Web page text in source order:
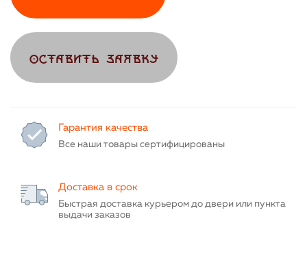
ОСТАВИТЬ ЗАЯВКУ
Гарантия качества
Все наши товары сертифицированы
Доставка в срок
Быстрая доставка курьером до двери или пункта
выдачи заказов